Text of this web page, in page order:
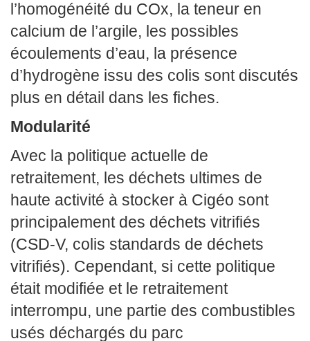
l’homogénéité du COx, la teneur en
calcium de l’argile, les possibles
écoulements d’eau, la présence
d’hydrogène issu des colis sont discutés
plus en détail dans les fiches.
Modularité
Avec la politique actuelle de
retraitement, les déchets ultimes de
haute activité à stocker à Cigéo sont
principalement des déchets vitrifiés
(CSD-V, colis standards de déchets
vitrifiés). Cependant, si cette politique
était modifiée et le retraitement
interrompu, une partie des combustibles
usés déchargés du parc